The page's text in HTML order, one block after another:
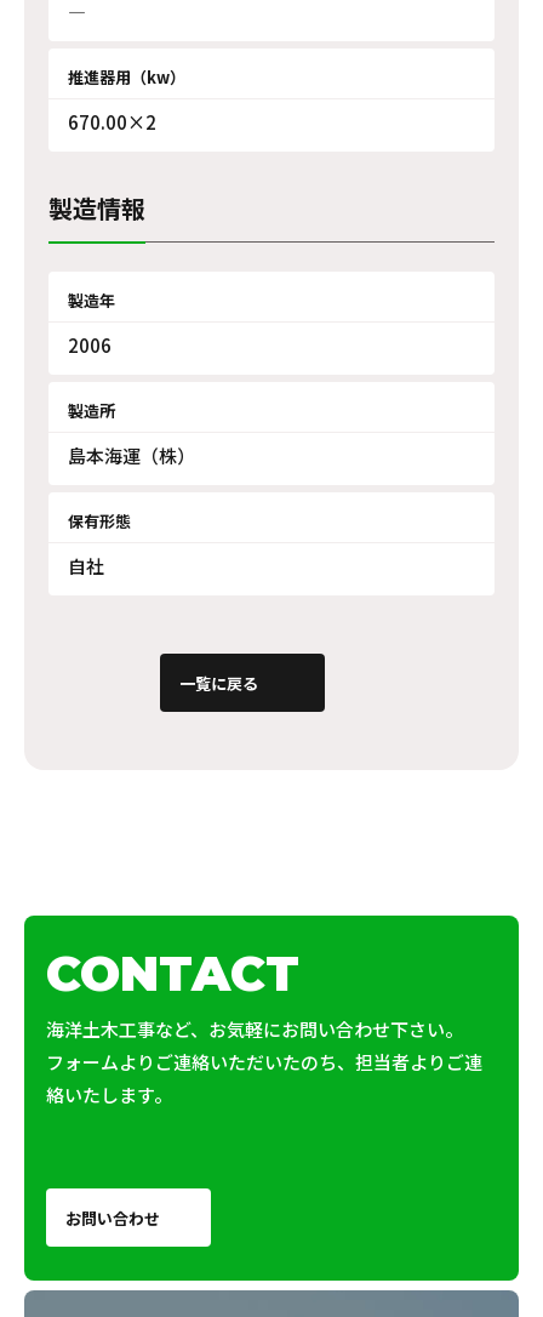
―
推進器用（kw）
670.00×2
製造情報
製造年
2006
製造所
島本海運（株）
保有形態
自社
一覧に戻る
CONTACT
海洋土木工事など、お気軽にお問い合わせ下さい。
フォームよりご連絡いただいたのち、担当者よりご連
絡いたします。
お問い合わせ